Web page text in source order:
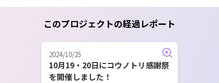
このプロジェクトの経過レポート
2024/10/25
10月19・20日にコウノトリ感謝祭
を開催しました！